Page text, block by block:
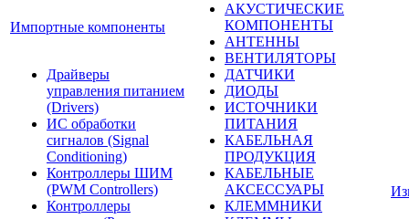
Импортные компоненты
Драйверы
управления питанием
(Drivers)
ИС обработки
сигналов (Signal
Conditioning)
Контроллеры ШИМ
(PWM Controllers)
Контроллеры
АКУСТИЧЕСКИЕ
КОМПОНЕНТЫ
АНТЕННЫ
ВЕНТИЛЯТОРЫ
ДАТЧИКИ
ДИОДЫ
ИСТОЧНИКИ
ПИТАНИЯ
КАБЕЛЬНАЯ
ПРОДУКЦИЯ
КАБЕЛЬНЫЕ
АКСЕССУАРЫ
КЛЕММНИКИ